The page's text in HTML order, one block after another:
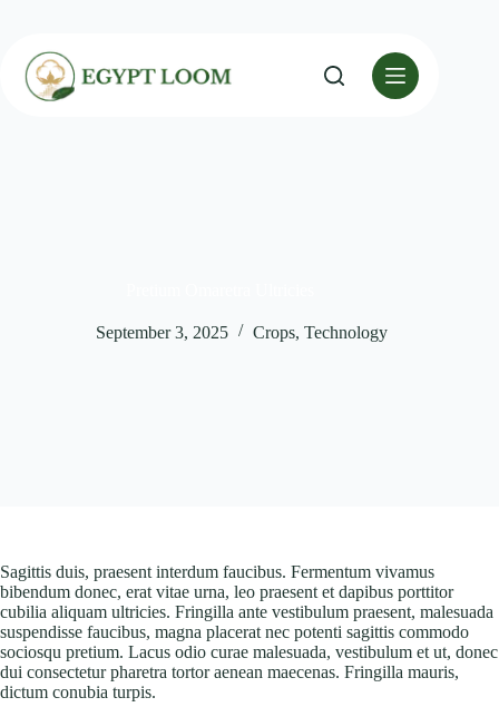
September 3, 2025 Crops,Technology
Sagittis duis, praesent interdum faucibus. Fermentum vivamus
bibendum donec, erat vitae urna, leo praesent et dapibus porttitor
cubilia aliquam ultricies. Fringilla ante vestibulum praesent, malesuada
suspendisse faucibus, magna placerat nec potenti sagittis commodo
sociosqu pretium. Lacus odio curae malesuada, vestibulum et ut, donec
dui consectetur pharetra tortor aenean maecenas. Fringilla mauris,
dictum conubia turpis.